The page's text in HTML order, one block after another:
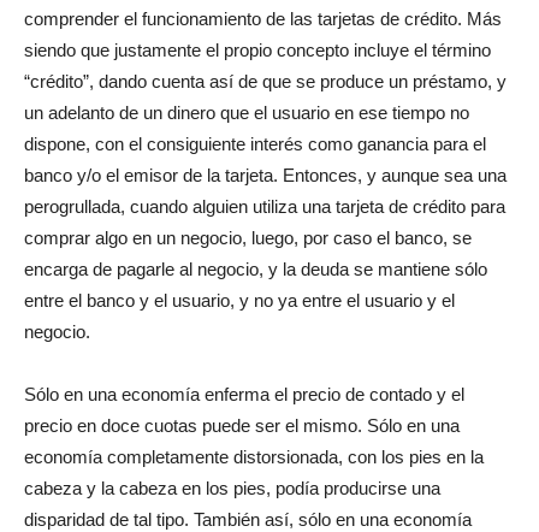
comprender el funcionamiento de las tarjetas de crédito. Más
siendo que justamente el propio concepto incluye el término
“crédito”, dando cuenta así de que se produce un préstamo, y
un adelanto de un dinero que el usuario en ese tiempo no
dispone, con el consiguiente interés como ganancia para el
banco y/o el emisor de la tarjeta. Entonces, y aunque sea una
perogrullada, cuando alguien utiliza una tarjeta de crédito para
comprar algo en un negocio, luego, por caso el banco, se
encarga de pagarle al negocio, y la deuda se mantiene sólo
entre el banco y el usuario, y no ya entre el usuario y el
negocio.
Sólo en una economía enferma el precio de contado y el
precio en doce cuotas puede ser el mismo. Sólo en una
economía completamente distorsionada, con los pies en la
cabeza y la cabeza en los pies, podía producirse una
disparidad de tal tipo. También así, sólo en una economía